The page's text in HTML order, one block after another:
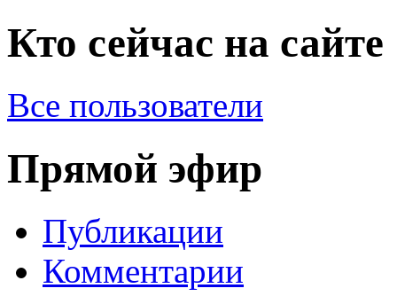
Кто сейчас на сайте
Все пользователи
Прямой эфир
Публикации
Комментарии